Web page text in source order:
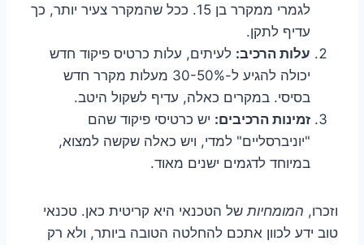
לגמרי ממקרר בן 15. ככל שהמקרר צעיר יותר, כך
עדיף לתקן.
עלות הרכיב: לעיתים, עלות כרטיס פיקוד חדש
יכולה להגיע ל-30-50% מעלות מקרר חדש
בסיסי. במקרים כאלה, עדיף לשקול היטב.
זמינות הרכיבים: יש כרטיסי פיקוד שהם
"יוניברסליים" למדי, ויש כאלה שקשה למצוא,
במיוחד לדגמים ישנים מאוד.
וזכרו, המומחיות של הטכנאי היא קריטית כאן. טכנאי
טוב ידע לכוון אתכם להחלטה הטובה ביותר, ולא רק